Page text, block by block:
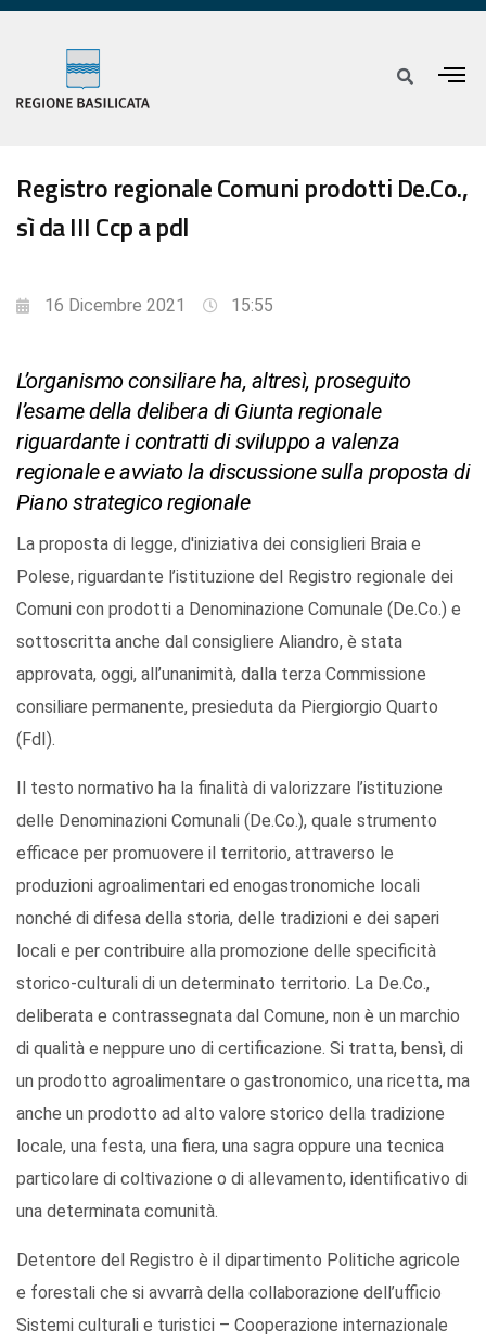
Registro regionale Comuni prodotti De.Co.,
sì da III Ccp a pdl
16 Dicembre 2021 15:55
L’organismo consiliare ha, altresì, proseguito
l’esame della delibera di Giunta regionale
riguardante i contratti di sviluppo a valenza
regionale e avviato la discussione sulla proposta di
Piano strategico regionale
La proposta di legge, d'iniziativa dei consiglieri Braia e
Polese, riguardante l’istituzione del Registro regionale dei
Comuni con prodotti a Denominazione Comunale (De.Co.) e
sottoscritta anche dal consigliere Aliandro, è stata
approvata, oggi, all’unanimità, dalla terza Commissione
consiliare permanente, presieduta da Piergiorgio Quarto
(FdI).
Il testo normativo ha la finalità di valorizzare l’istituzione
delle Denominazioni Comunali (De.Co.), quale strumento
efficace per promuovere il territorio, attraverso le
produzioni agroalimentari ed enogastronomiche locali
nonché di difesa della storia, delle tradizioni e dei saperi
locali e per contribuire alla promozione delle specificità
storico-culturali di un determinato territorio. La De.Co.,
deliberata e contrassegnata dal Comune, non è un marchio
di qualità e neppure uno di certificazione. Si tratta, bensì, di
un prodotto agroalimentare o gastronomico, una ricetta, ma
anche un prodotto ad alto valore storico della tradizione
locale, una festa, una fiera, una sagra oppure una tecnica
particolare di coltivazione o di allevamento, identificativo di
una determinata comunità.
Detentore del Registro è il dipartimento Politiche agricole
e forestali che si avvarrà della collaborazione dell’ufficio
Sistemi culturali e turistici – Cooperazione internazionale